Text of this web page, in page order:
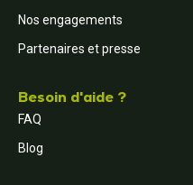
Nos engagements
Partenaires et presse
Besoin d'aide ?
FAQ
Blog